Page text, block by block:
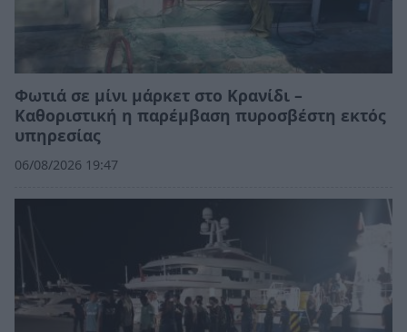
Φωτιά σε μίνι μάρκετ στο Κρανίδι –
Καθοριστική η παρέμβαση πυροσβέστη εκτός
υπηρεσίας
06/08/2026 19:47